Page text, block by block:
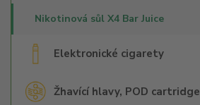
Nikotinová sůl X4 Bar Juice
Elektronické cigarety
Žhavící hlavy, POD cartridge